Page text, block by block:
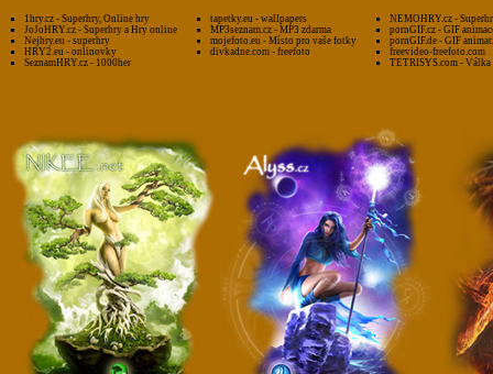
1hry.cz - Superhry, Online hry
JoJoHRY.cz - Superhry a Hry online
Nejhry.eu - superhry
HRY2.eu - onlinovky
SeznamHRY.cz - 1000her
tapetky.eu - wallpapers
MP3seznam.cz - MP3 zdarma
mojefoto.eu - Místo pro vaše fotky
divkadne.com - freefoto
NEMOHRY.cz -
pornGIF.cz - GIF
pornGIF.de - GIF
freevideo-freefoto.com
TETRISYS.com - Válka